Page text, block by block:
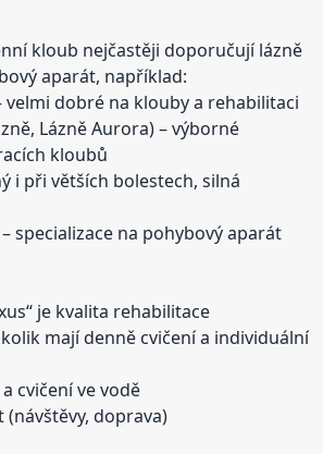
kloub nejčastěji doporučují lázně
aparát, například:
velmi dobré na klouby a rehabilitaci
Lázně Aurora) – výborné
kloubů
i při větších bolestech, silná
specializace na pohybový aparát
je kvalita rehabilitace
mají denně cvičení a individuální
cvičení ve vodě
doprava)